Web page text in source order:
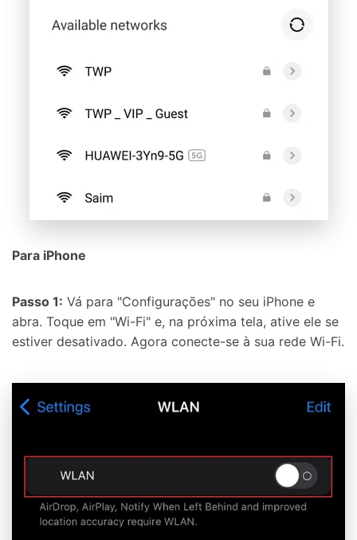
Para iPhone
Passo 1: Vá para "Configurações" no seu iPhone e
abra. Toque em "Wi-Fi" e, na próxima tela, ative ele se
estiver desativado. Agora conecte-se à sua rede Wi-Fi.